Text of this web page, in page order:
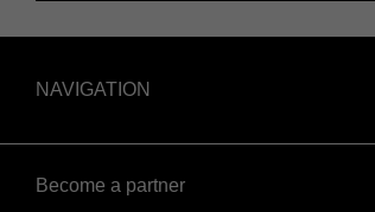
NAVIGATION
Become a partner